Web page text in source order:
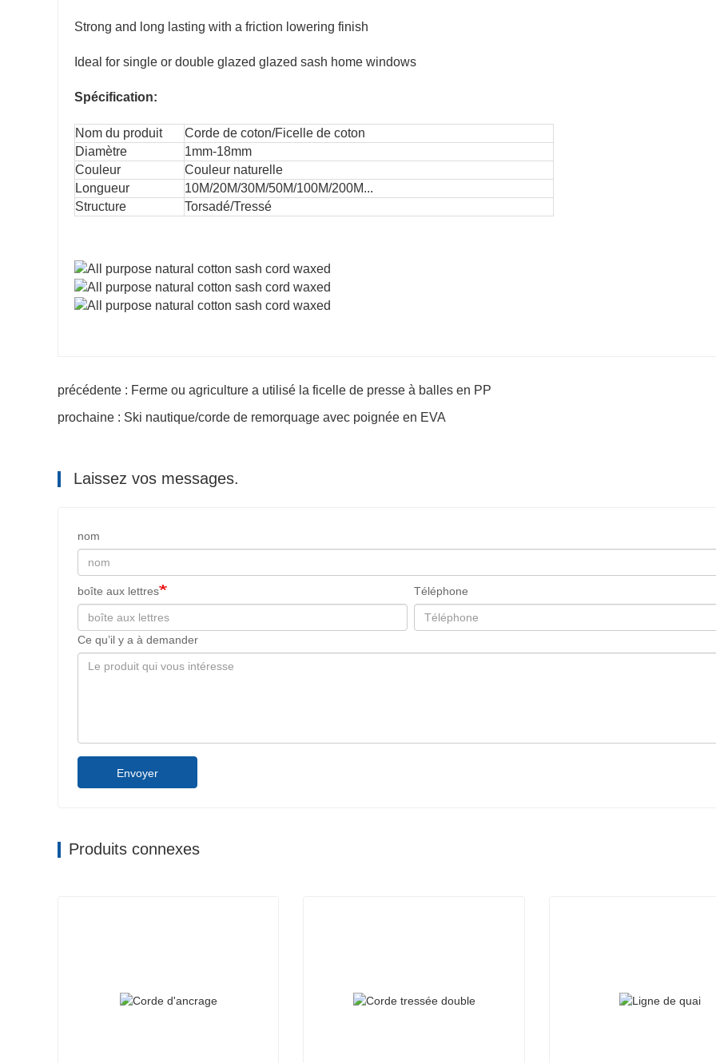
Strong and long lasting with a friction lowering finish
Ideal for single or double glazed glazed sash home windows
Spécification:
Nom du produit
Corde de coton/Ficelle de coton
Diamètre
1mm-18mm
Couleur
Couleur naturelle
Longueur
10M/20M/30M/50M/100M/200M...
Structure
Torsadé/Tressé
précédente : Ferme ou agriculture a utilisé la ficelle de presse à balles en PP
prochaine : Ski nautique/corde de remorquage avec poignée en EVA
Laissez vos messages.
nom
boîte aux lettres Téléphone
Ce qu’il y a à demander
Envoyer
Produits connexes